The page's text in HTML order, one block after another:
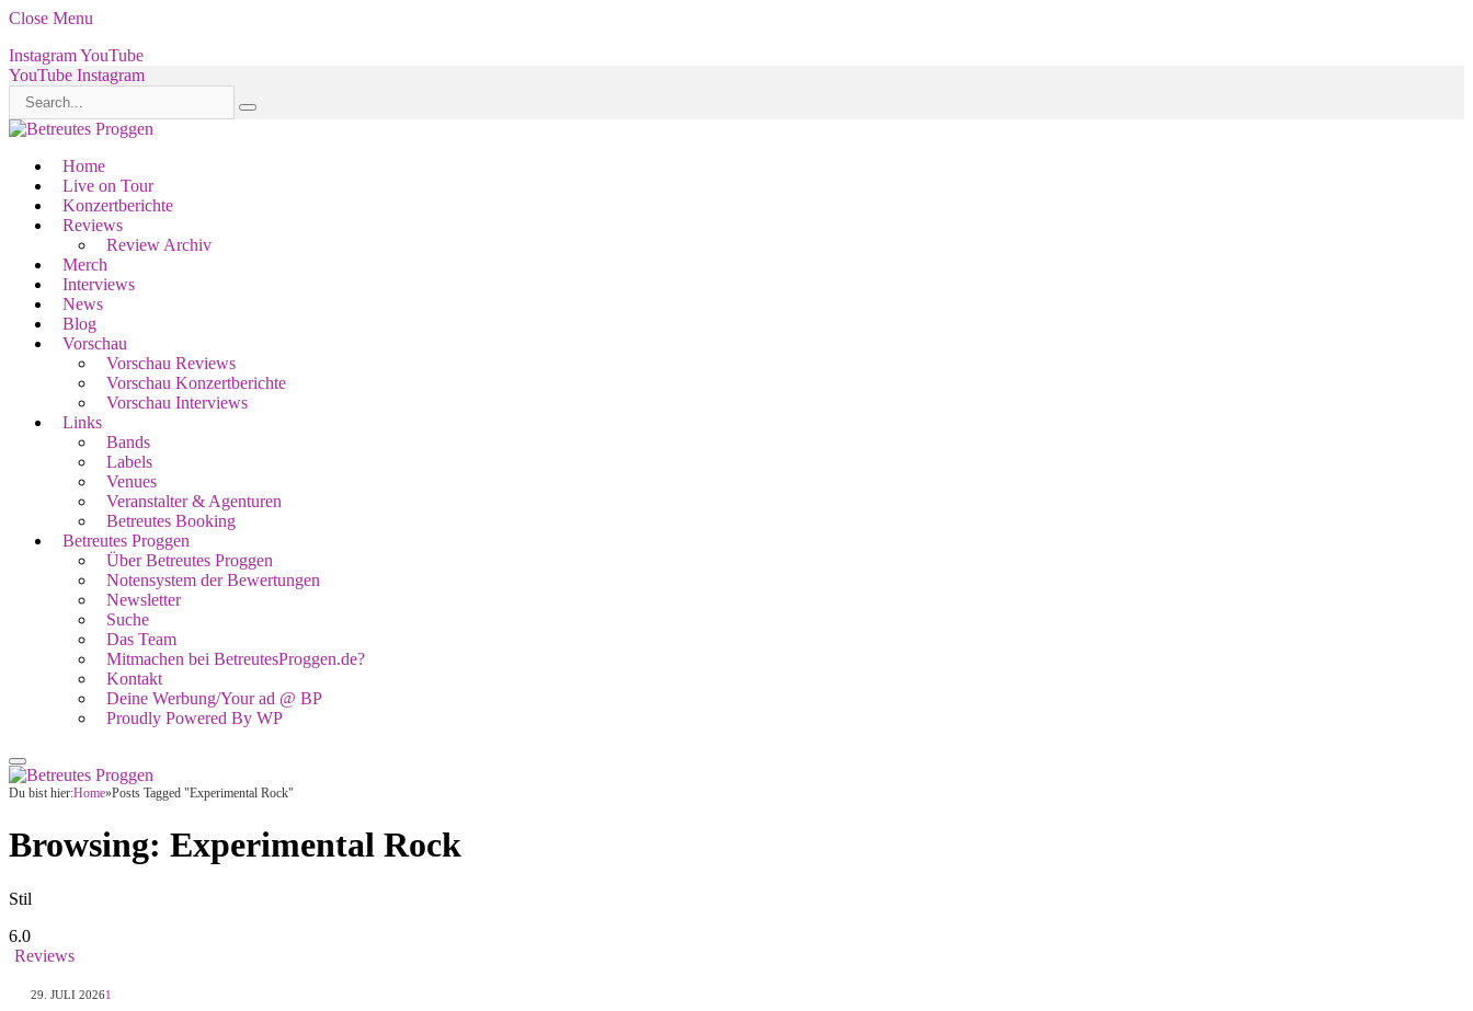
Close Menu
InstagramYouTube
YouTube Instagram
Home
Live on Tour
Konzertberichte
Reviews
Review Archiv
Merch
Interviews
News
Blog
Vorschau
Vorschau Reviews
Vorschau Konzertberichte
Vorschau Interviews
Links
Bands
Labels
Venues
Veranstalter & Agenturen
Betreutes Booking
Betreutes Proggen
Über Betreutes Proggen
Notensystem der Bewertungen
Newsletter
Suche
Das Team
Mitmachen bei BetreutesProggen.de?
Kontakt
Deine Werbung/Your ad @ BP
Proudly Powered By WP
Du bist hier:Home»Posts Tagged "Experimental Rock"
Browsing: Experimental Rock
Stil
6.0
Reviews
29. JULI 20261